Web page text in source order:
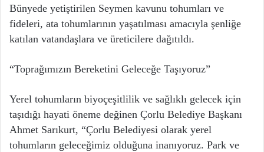
Bünyede yetiştirilen Seymen kavunu tohumları ve
fideleri, ata tohumlarının yaşatılması amacıyla şenliğe
katılan vatandaşlara ve üreticilere dağıtıldı.
“Toprağımızın Bereketini Geleceğe Taşıyoruz”
Yerel tohumların biyoçeşitlilik ve sağlıklı gelecek için
taşıdığı hayati öneme değinen Çorlu Belediye Başkanı
Ahmet Sarıkurt, “Çorlu Belediyesi olarak yerel
tohumların geleceğimiz olduğuna inanıyoruz. Park ve